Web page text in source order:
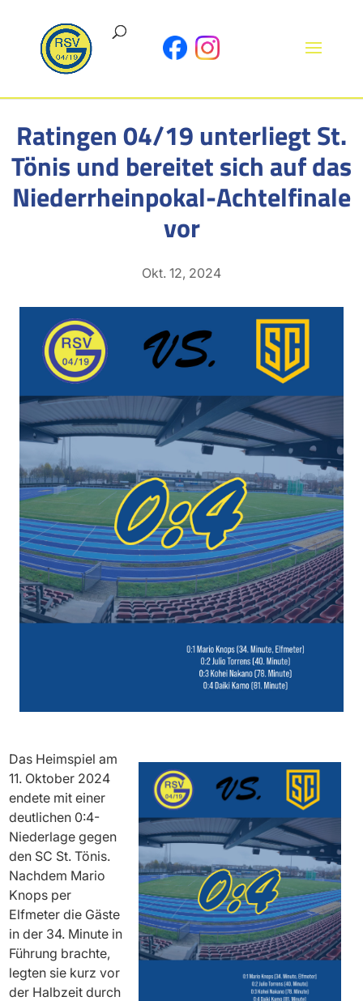
Ratingen 04/19 unterliegt St.
Tönis und bereitet sich auf das
Niederrheinpokal-Achtelfinale
vor
Okt. 12, 2024
Das Heimspiel am
11. Oktober 2024
endete mit einer
deutlichen 0:4-
Niederlage gegen
den SC St. Tönis.
Nachdem Mario
Knops per
Elfmeter die Gäste
in der 34. Minute in
Führung brachte,
legten sie kurz vor
der Halbzeit durch